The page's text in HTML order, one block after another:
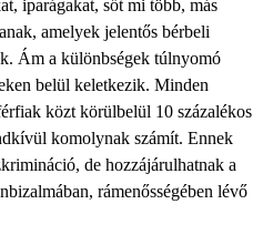
iparágakat, sőt mi több, más
amelyek jelentős bérbeli
Ám a különbségek túlnyomó
belül keletkezik. Minden
közt körülbelül 10 százalékos
komolynak számít. Ennek
de hozzájárulhatnak a
rámenősségében lévő